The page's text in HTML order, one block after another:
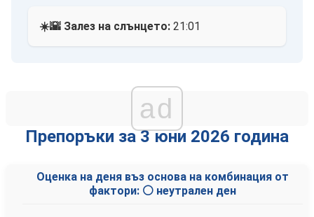
☀️🌇 Залез на слънцето: 21:01
ad
Препоръки за 3 юни 2026 година
Оценка на деня въз основа на комбинация от
фактори: ⚪ неутрален ден